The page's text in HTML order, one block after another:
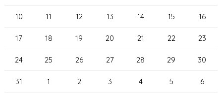
10 11 12 13 14 15 16
17 18 19 20 21 22 23
24 25 26 27 28 29 30
31 1 2 3 4 5 6